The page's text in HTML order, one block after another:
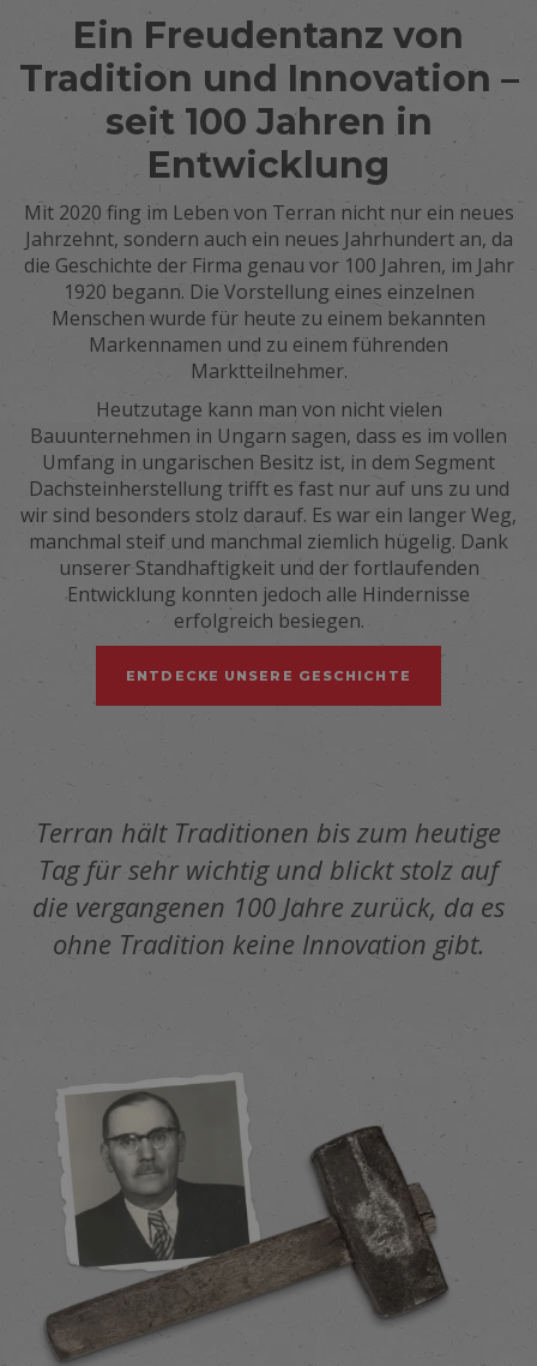
Ein Freudentanz von
Tradition und Innovation –
seit 100 Jahren in
Entwicklung
Mit 2020 fing im Leben von Terran nicht nur ein neues
Jahrzehnt, sondern auch ein neues Jahrhundert an, da
die Geschichte der Firma genau vor 100 Jahren, im Jahr
1920 begann. Die Vorstellung eines einzelnen
Menschen wurde für heute zu einem bekannten
Markennamen und zu einem führenden
Marktteilnehmer.
Heutzutage kann man von nicht vielen
Bauunternehmen in Ungarn sagen, dass es im vollen
Umfang in ungarischen Besitz ist, in dem Segment
Dachsteinherstellung trifft es fast nur auf uns zu und
wir sind besonders stolz darauf. Es war ein langer Weg,
manchmal steif und manchmal ziemlich hügelig. Dank
unserer Standhaftigkeit und der fortlaufenden
Entwicklung konnten jedoch alle Hindernisse
erfolgreich besiegen.
ENTDECKE UNSERE GESCHICHTE
Terran hält Traditionen bis zum heutige
Tag für sehr wichtig und blickt stolz auf
die vergangenen 100 Jahre zurück, da es
ohne Tradition keine Innovation gibt.